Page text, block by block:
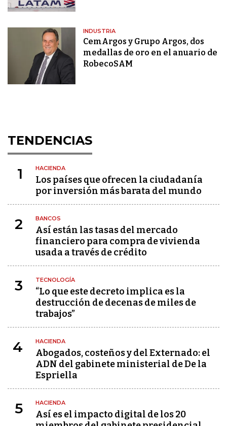
INDUSTRIA
CemArgos y Grupo Argos, dos
medallas de oro en el anuario de
RobecoSAM
TENDENCIAS
1 HACIENDA
Los países que ofrecen la ciudadanía
por inversión más barata del mundo
2 BANCOS
Así están las tasas del mercado
financiero para compra de vivienda
usada a través de crédito
3 TECNOLOGÍA
“Lo que este decreto implica es la
destrucción de decenas de miles de
trabajos”
4 HACIENDA
Abogados, costeños y del Externado: el
ADN del gabinete ministerial de De la
Espriella
5 HACIENDA
Así es el impacto digital de los 20